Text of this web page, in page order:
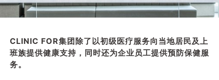
CLINIC FOR集团除了以初级医疗服务向当地居民及上
班族提供健康支持，同时还为企业员工提供预防保健服
务。